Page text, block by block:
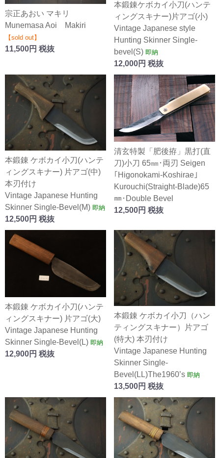
宗正あおい マキリ
Munemasa Aoi Makiri
【sold out】
11,500円 税抜
本鍛錬ケボカイ小刀(ハンテ
ィングスキナー)片アゴ(小)
Vintage Japanese style
Hunting Skinner Single-
bevel(S) 即納
12,000円 税抜
本鍛錬 ケボカイ小刀(ハンテ
ィングスキナー) 片アゴ(中)
本刃付け
Vintage Japanese Hunting
Skinner Single-Bevel(M) 即納
12,500円 税抜
清玄特製「肥後拵」黒打(直
刀)小刀 65㎜･両刃 Seigen
｢Higonokami-Koshirae｣
Kurouchi(Straight-Blade)65
㎜･Double Bevel
12,500円 税抜
本鍛錬 ケボカイ小刀(ハンテ
ィングスキナー) 片アゴ(大)
Vintage Japanese Hunting
Skinner Single-Bevel(L) 即納
12,900円 税抜
本鍛錬 ケボカイ小刀（ハン
ティングスキナー）片アゴ
(特大) 本刃付け
Vintage Japanese Hunting
Skinner Single-
Bevel(LL)The1960’s 即納
13,500円 税抜